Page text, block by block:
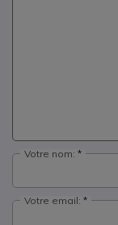
Votre nom:
Votre email: